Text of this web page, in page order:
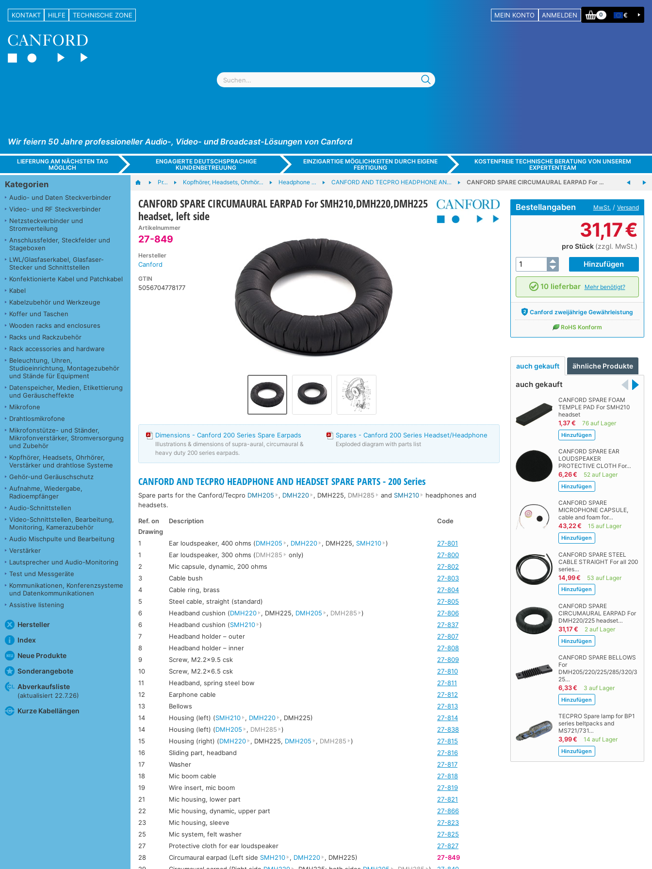
KONTAKT HILFE TECHNISCHE ZONE MEIN KONTO ANMELDEN 0 €
Wir feiern 50 Jahre professioneller Audio-, Video- und Broadcast-Lösungen von Canford
LIEFERUNG AM NÄCHSTEN TAG
MÖGLICH
ENGAGIERTE DEUTSCHSPRACHIGE
KUNDENBETREUUNG
EINZIGARTIGE MÖGLICHKEITEN DURCH EIGENE
FERTIGUNG
KOSTENFREIE TECHNISCHE BERATUNG VON UNSEREM
EXPERTENTEAM
Kategorien
Audio- und Daten Steckverbinder
Video- und RF Steckverbinder
Netzsteckverbinder und
Stromverteilung
Anschlussfelder, Steckfelder und
Stageboxen
LWL/Glasfaserkabel, Glasfaser-
Stecker und Schnittstellen
Konfektionierte Kabel und Patchkabel
Kabel
Kabelzubehör und Werkzeuge
Koffer und Taschen
Wooden racks and enclosures
Racks und Rackzubehör
Rack accessories and hardware
Beleuchtung, Uhren,
Studioeinrichtung, Montagezubehör
und Stände für Equipment
Datenspeicher, Medien, Etikettierung
und Geräuscheffekte
Mikrofone
Drahtlosmikrofone
Mikrofonstütze- und Ständer,
Mikrofonverstärker, Stromversorgung
und Zubehör
Kopfhörer, Headsets, Ohrhörer,
Verstärker und drahtlose Systeme
Gehör-und Geräuschschutz
Aufnahme, Wiedergabe,
Radioempfänger
Audio-Schnittstellen
Video-Schnittstellen, Bearbeitung,
Monitoring, Kamerazubehör
Audio Mischpulte und Bearbeitung
Verstärker
Lautsprecher und Audio-Monitoring
Test und Messgeräte
Kommunikationen, Konferenzsysteme
und Datenkommunikationen
Assistive listening
Hersteller
Index
Neue Produkte
Sonderangebote
Abverkaufsliste
(aktualisiert 22.7.26)
Kurze Kabellängen
Pr… Kopfhörer, Headsets, Ohrhör… Headphone … CANFORD AND TECPRO HEADPHONE AN… CANFORD SPARE CIRCUMAURAL EARPAD For …
CANFORD SPARE CIRCUMAURAL EARPAD For SMH210,DMH220,DMH225
headset, left side
Artikelnummer
27-849
Hersteller
Canford
GTIN
5056704778177
Bestellangaben MwSt. / Versand
31,17€
pro Stück (zzgl. MwSt.)
10 lieferbar Mehr benötigt?
Canford zweijährige Gewährleistung
RoHS Konform
auch gekauft ähnliche Produkte
auch gekauft
CANFORD SPARE FOAM
TEMPLE PAD For SMH210
headset
1,37 € 76 auf Lager
CANFORD SPARE EAR
LOUDSPEAKER
PROTECTIVE CLOTH For…
6,26 € 52 auf Lager
CANFORD SPARE
MICROPHONE CAPSULE,
cable and foam for…
43,22 € 15 auf Lager
CANFORD SPARE STEEL
CABLE STRAIGHT For all 200
series…
14,99 € 53 auf Lager
CANFORD SPARE
CIRCUMAURAL EARPAD For
DMH220/225 headset…
31,17 € 2 auf Lager
CANFORD SPARE BELLOWS
For
DMH205/220/225/285/320/3
25…
6,33 € 3 auf Lager
TECPRO Spare lamp for BP1
series beltpacks and
MS721/731…
3,99 € 14 auf Lager
Dimensions - Canford 200 Series Spare Earpads
Illustrations & dimensions of supra-aural, circumaural &
heavy duty 200 series earpads.
Spares - Canford 200 Series Headset/Headphone
Exploded diagram with parts list
CANFORD AND TECPRO HEADPHONE AND HEADSET SPARE PARTS - 200 Series
Spare parts for the Canford/Tecpro DMH205 , DMH220 , DMH225, DMH285 and SMH210
headphones and
headsets.
Ref. on Description
Code
Drawing
1
Ear loudspeaker, 400 ohms (DMH205 , DMH220 , DMH225, SMH210 )
27-801
1
Ear loudspeaker, 300 ohms (DMH285 only)
27-800
2
Mic capsule, dynamic, 200 ohms
27-802
3
Cable bush
27-803
4
Cable ring, brass
27-804
5
Steel cable, straight (standard)
27-805
6
Headband cushion (DMH220 , DMH225, DMH205 , DMH285 )
27-806
6
Headband cushion (SMH210 )
27-837
7
Headband holder – outer
27-807
8
Headband holder – inner
27-808
9
Screw, M2.2×9.5 csk
27-809
10
Screw, M2.2×6.5 csk
27-810
11
Headband, spring steel bow
27-811
12
Earphone cable
27-812
13
Bellows
27-813
14
Housing (left) (SMH210 , DMH220 , DMH225)
27-814
14
Housing (left) (DMH205 , DMH285 )
27-838
15
Housing (right) (DMH220 , DMH225, DMH205 , DMH285 )
27-815
16
Sliding part, headband
27-816
17
Washer
27-817
18
Mic boom cable
27-818
19
Wire insert, mic boom
27-819
21
Mic housing, lower part
27-821
22
Mic housing, dynamic, upper part
27-866
23
Mic housing, sleeve
27-823
25
Mic system, felt washer
27-825
27
Protective cloth for ear loudspeaker
27-827
28
Circumaural earpad (Left side SMH210 , DMH220 , DMH225)
27-849